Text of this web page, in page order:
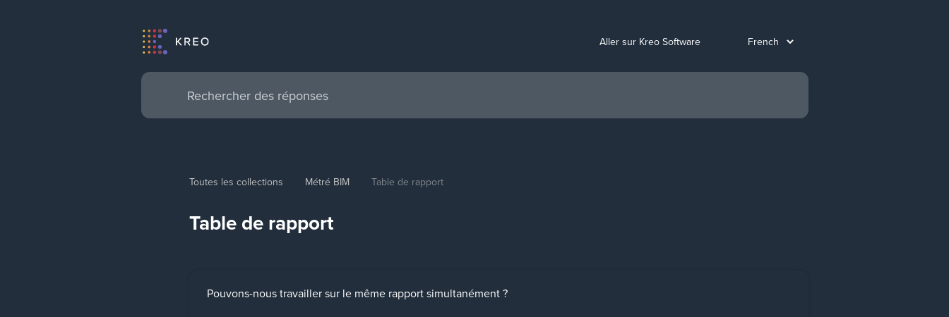
Aller sur Kreo Software
Toutes les collections Métré BIM Table de rapport
Table de rapport
Pouvons-nous travailler sur le même rapport simultanément ?